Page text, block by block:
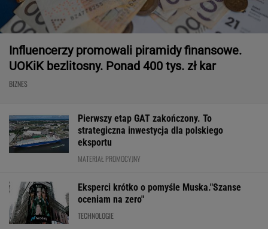
Influencerzy promowali piramidy finansowe.
UOKiK bezlitosny. Ponad 400 tys. zł kar
BIZNES
Pierwszy etap GAT zakończony. To
strategiczna inwestycja dla polskiego
eksportu
MATERIAŁ PROMOCYJNY
Eksperci krótko o pomyśle Muska."Szanse
oceniam na zero"
TECHNOLOGIE